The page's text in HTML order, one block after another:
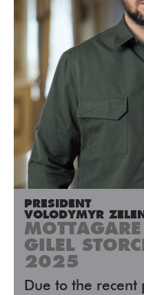
PRESIDENT
VOLODYMYR
GILEL
2025
Due to the recent political